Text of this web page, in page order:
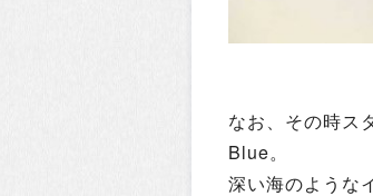
なお、その時ス
Blue。
深い海のような